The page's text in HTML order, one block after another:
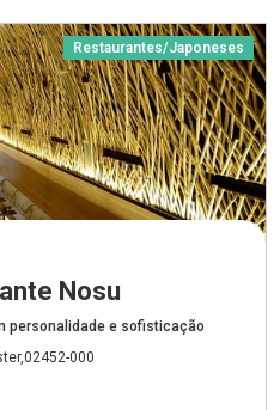
Restaurantes/Japoneses
Nosu
personalidade e sofisticação
000